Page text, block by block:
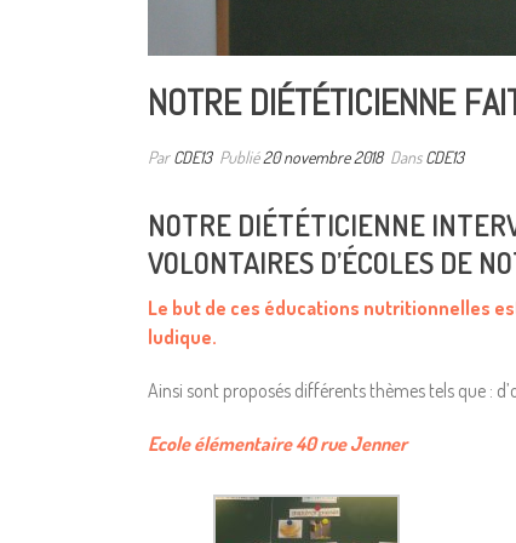
NOTRE DIÉTÉTICIENNE
ParCDE13 Publié20 novembre 2018 DansCDE13
NOTRE DIÉTÉTICIENNE
VOLONTAIRES D’ÉCOLES DE
Le but de ces éducations nutritionnelles
ludique.
Ainsi sont proposés différents thèmes tels que :
Ecole élémentaire 40 rue Jenner